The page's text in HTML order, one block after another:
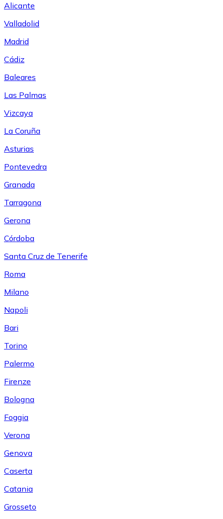
Alicante
Valladolid
Madrid
Cádiz
Baleares
Las Palmas
Vizcaya
La Coruña
Asturias
Pontevedra
Granada
Tarragona
Gerona
Córdoba
Santa Cruz de Tenerife
Roma
Milano
Napoli
Bari
Torino
Palermo
Firenze
Bologna
Foggia
Verona
Genova
Caserta
Catania
Grosseto